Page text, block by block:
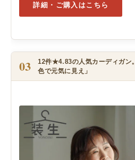
詳細・ご購入はこちら
03
12件★4.83の人気カーディガン
色で元気に見え」